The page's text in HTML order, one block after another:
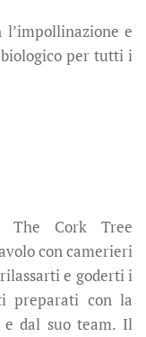
e
per tutti i
The Cork Tree
con camerieri
e goderti i
preparati con la
e dal suo team. Il